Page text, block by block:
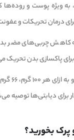
به ویژه پوست و
درمان تحریکات و
کاهش چربی‌های مضر
پاکسازی بدن تحریک
این
پرک بخورید؟